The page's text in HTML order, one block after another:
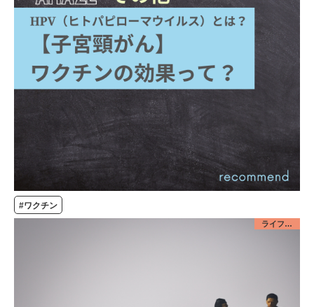
#ワクチン
ライフデザイン／みんな